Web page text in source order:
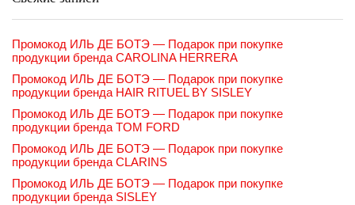
Промокод ИЛЬ ДЕ БОТЭ — Подарок при покупке
продукции бренда CAROLINA HERRERA
Промокод ИЛЬ ДЕ БОТЭ — Подарок при покупке
продукции бренда HAIR RITUEL BY SISLEY
Промокод ИЛЬ ДЕ БОТЭ — Подарок при покупке
продукции бренда TOM FORD
Промокод ИЛЬ ДЕ БОТЭ — Подарок при покупке
продукции бренда CLARINS
Промокод ИЛЬ ДЕ БОТЭ — Подарок при покупке
продукции бренда SISLEY